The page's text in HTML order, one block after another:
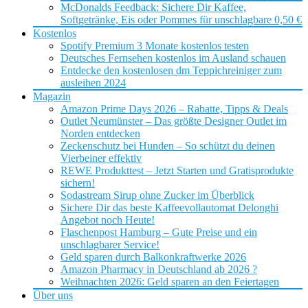
McDonalds Feedback: Sichere Dir Kaffee,
Softgetränke, Eis oder Pommes für unschlagbare 0,50 €
Kostenlos
Spotify Premium 3 Monate kostenlos testen
Deutsches Fernsehen kostenlos im Ausland schauen
Entdecke den kostenlosen dm Teppichreiniger zum
ausleihen 2024
Magazin
Amazon Prime Days 2026 – Rabatte, Tipps & Deals
Outlet Neumünster – Das größte Designer Outlet im
Norden entdecken
Zeckenschutz bei Hunden – So schützt du deinen
Vierbeiner effektiv
REWE Produkttest – Jetzt Starten und Gratisprodukte
sichern!
Sodastream Sirup ohne Zucker im Überblick
Sichere Dir das beste Kaffeevollautomat Delonghi
Angebot noch Heute!
Flaschenpost Hamburg – Gute Preise und ein
unschlagbarer Service!
Geld sparen durch Balkonkraftwerke 2026
Amazon Pharmacy in Deutschland ab 2026 ?
Weihnachten 2026: Geld sparen an den Feiertagen
Über uns